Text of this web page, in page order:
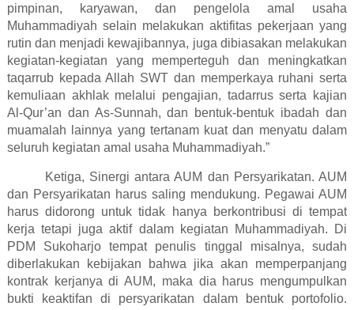
pimpinan, karyawan, dan pengelola amal usaha
Muhammadiyah selain melakukan aktifitas pekerjaan yang
rutin dan menjadi kewajibannya, juga dibiasakan melakukan
kegiatan-kegiatan yang memperteguh dan meningkatkan
taqarrub kepada Allah SWT dan memperkaya ruhani serta
kemuliaan akhlak melalui pengajian, tadarrus serta kajian
Al-Qur’an dan As-Sunnah, dan bentuk-bentuk ibadah dan
muamalah lainnya yang tertanam kuat dan menyatu dalam
seluruh kegiatan amal usaha Muhammadiyah.”
Ketiga, Sinergi antara AUM dan Persyarikatan. AUM
dan Persyarikatan harus saling mendukung. Pegawai AUM
harus didorong untuk tidak hanya berkontribusi di tempat
kerja tetapi juga aktif dalam kegiatan Muhammadiyah. Di
PDM Sukoharjo tempat penulis tinggal misalnya, sudah
diberlakukan kebijakan bahwa jika akan memperpanjang
kontrak kerjanya di AUM, maka dia harus mengumpulkan
bukti keaktifan di persyarikatan dalam bentuk portofolio.